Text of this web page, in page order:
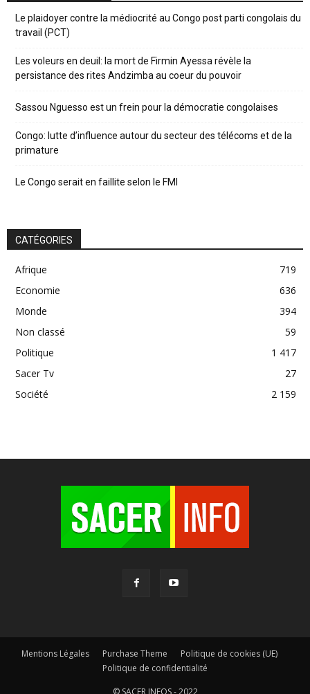
Le plaidoyer contre la médiocrité au Congo post parti congolais du
travail (PCT)
Les voleurs en deuil: la mort de Firmin Ayessa révèle la
persistance des rites Andzimba au coeur du pouvoir
Sassou Nguesso est un frein pour la démocratie congolaises
Congo: lutte d’influence autour du secteur des télécoms et de la
primature
Le Congo serait en faillite selon le FMI
CATÉGORIES
Afrique
719
Economie
636
Monde
394
Non classé
59
Politique
1 417
Sacer Tv
27
Société
2 159
Mentions Légales Purchase Theme
Politique de cookies (UE)
Politique de confidentialité